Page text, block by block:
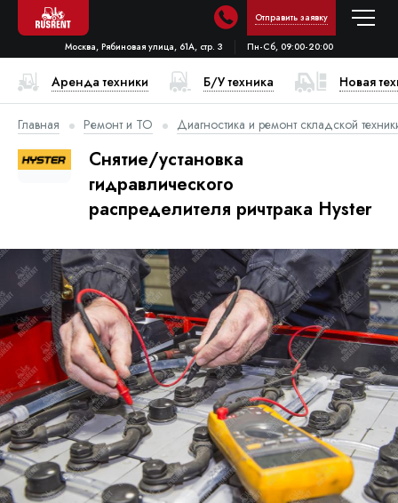
Отправить заявку
Москва, Рябиновая улица, 61А, стр. 3 Пн-Сб, 09:00-20:00
Аренда техники Б/У техника Новая
Главная Ремонт и ТО Диагностика и ремонт складской
Снятие/установка
гидравлического
распределителя ричтрака Hyster